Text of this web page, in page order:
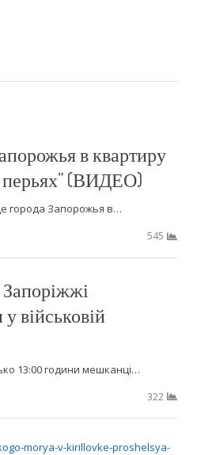
в квартиру
перьях” (ВИДЕО)
города Запорожья в…
545
військовій
13:00 години мешканці…
322